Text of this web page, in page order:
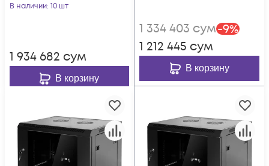
В наличии: 10 шт
1 934 682 сум
В корзину
1 334 403 сум-9%
1 212 445 сум
В корзину